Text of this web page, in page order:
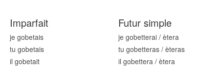
Imparfait
je gobetais
tu gobetais
il gobetait
Futur simple
je gobetterai/ ètera
tu gobetteras/ èteras
il gobettera/ ètera